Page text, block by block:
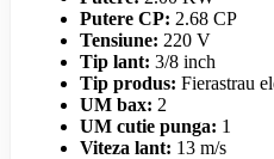
Putere CP: 2.68 CP
Tensiune: 220 V
Tip lant: 3/8 inch
Tip produs: Fierastrau
UM bax: 2
UM cutie punga: 1
Viteza lant: 13 m/s